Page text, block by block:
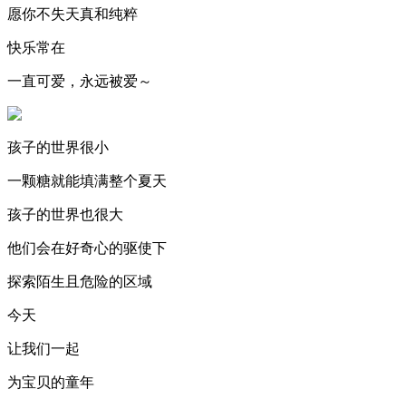
愿你不失天真和纯粹
快乐常在
一直可爱，永远被爱～
孩子的世界很小
一颗糖就能填满整个夏天
孩子的世界也很大
他们会在好奇心的驱使下
探索陌生且危险的区域
今天
让我们一起
为宝贝的童年